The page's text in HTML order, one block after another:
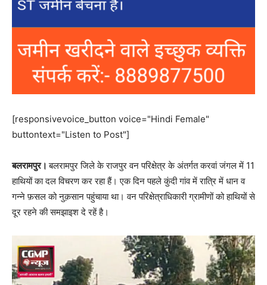
[responsivevoice_button voice="Hindi Female"
buttontext="Listen to Post"]
बलरामपुर।बलरामपुर जिले के राजपुर वन परिक्षेत्र के अंतर्गत करवां जंगल में 11
हाथियों का दल विचरण कर रहा हैं। एक दिन पहले कुंदी गांव में रात्रि में धान व
गन्ने फ़सल को नुक़सान पहुंचाया था। वन परिक्षेत्राधिकारी ग्रामीणों को हाथियों से
दूर रहने की समझाइश दे रहें है।